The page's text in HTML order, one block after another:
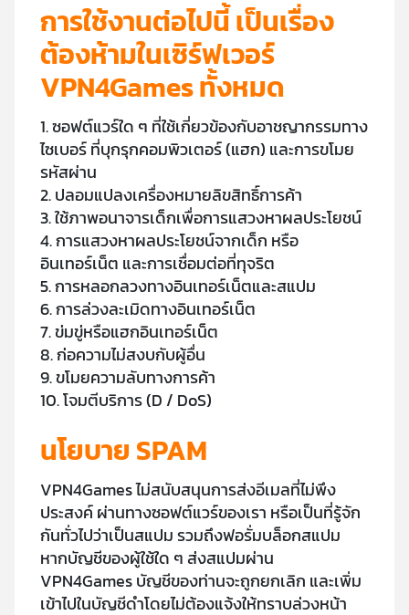
การใช้งานต่อไปนี้ เป็นเรื่อง
ต้องห้ามในเซิร์ฟเวอร์
VPN4Games ทั้งหมด
1. ซอฟต์แวร์ใด ๆ ที่ใช้เกี่ยวข้องกับอาชญากรรมทาง
ไซเบอร์ ที่บุกรุกคอมพิวเตอร์ (แฮก) และการขโมย
รหัสผ่าน
2. ปลอมแปลงเครื่องหมายลิขสิทธิ์การค้า
3. ใช้ภาพอนาจารเด็กเพื่อการแสวงหาผลประโยชน์
4. การแสวงหาผลประโยชน์จากเด็ก หรือ
อินเทอร์เน็ต และการเชื่อมต่อที่ทุจริต
5. การหลอกลวงทางอินเทอร์เน็ตและสแปม
6. การล่วงละเมิดทางอินเทอร์เน็ต
7. ข่มขู่หรือแฮกอินเทอร์เน็ต
8. ก่อความไม่สงบกับผู้อื่น
9. ขโมยความลับทางการค้า
10. โจมตีบริการ (D / DoS)
นโยบาย SPAM
VPN4Games ไม่สนับสนุนการส่งอีเมลที่ไม่พึง
ประสงค์ ผ่านทางซอฟต์แวร์ของเรา หรือเป็นที่รู้จัก
กันทั่วไปว่าเป็นสแปม รวมถึงฟอรั่มบล็อกสแปม
หากบัญชีของผู้ใช้ใด ๆ ส่งสแปมผ่าน
VPN4Games บัญชีของท่านจะถูกยกเลิก และเพิ่ม
เข้าไปในบัญชีดำโดยไม่ต้องแจ้งให้ทราบล่วงหน้า